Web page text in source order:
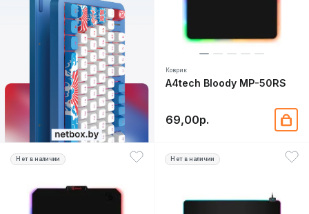
Коврик
A4tech Bloody MP-50RS
69,00р.
Нет в наличии Нет в наличии